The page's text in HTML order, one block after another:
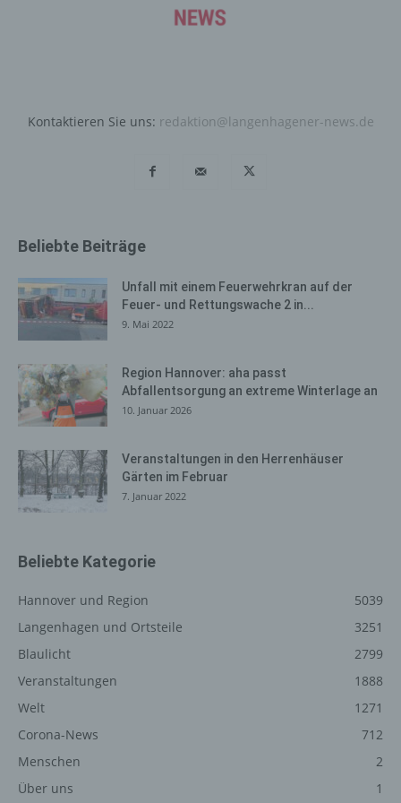
Kontaktieren Sie uns: redaktion@langenhagener-news.de
Beliebte Beiträge
Unfall mit einem Feuerwehrkran auf der
Feuer- und Rettungswache 2 in...
9. Mai 2022
Region Hannover: aha passt
Abfallentsorgung an extreme Winterlage an
10. Januar 2026
Veranstaltungen in den Herrenhäuser
Gärten im Februar
7. Januar 2022
Beliebte Kategorie
Hannover und Region
5039
Langenhagen und Ortsteile
3251
Blaulicht
2799
Veranstaltungen
1888
Welt
1271
Corona-News
712
Menschen
2
Über uns
1
Daten und Informationen. Diese allgemeinen Daten und
Informationen werden in den Logfiles des Servers
unsere Internetseite gelangt (sogenannte Referrer), (4)
System auf unserer Internetseite angesteuert werden,
zugreifenden Systems und (8) sonstige ähnliche Daten
Angriffen auf unsere informationstechnologischen
Systeme dienen.
Bei der Nutzung dieser allgemeinen Daten und
betroffene Person. Diese Informationen werden vielmehr
benötigt, um (1) die Inhalte unserer Internetseite korrekt
auszuliefern, (2) die Inhalte unserer Internetseite sowie
die Werbung für diese zu optimieren, (3) die dauerhafte
Funktionsfähigkeit unserer informationstechnologischen
Systeme und der Technik unserer Internetseite zu
gewährleisten sowie (4) um Strafverfolgungsbehörden
im Falle eines Cyberangriffes die zur Strafverfolgung
durch uns daher einerseits statistisch und ferner mit dem
Datensicherheit in unserem Unternehmen zu erhöhen,
um letztlich ein optimales Schutzniveau für die von uns
verarbeiteten personenbezogenen Daten
werden getrennt von allen durch eine betroffene Person
angegebenen personenbezogenen Daten gespeichert.
Registrierung auf unserer